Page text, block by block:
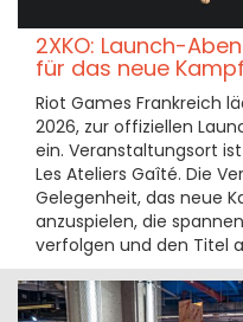
2XKO: Launch-
für das neue
Riot Games Frankreich
2026, zur offiziellen
ein. Veranstaltungsort
Les Ateliers Gaîté. Die
Gelegenheit, das neue
anzuspielen, die
verfolgen und den Titel